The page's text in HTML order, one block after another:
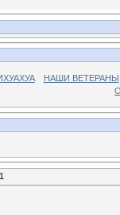
НАШИ ВЕТЕРАНЫ